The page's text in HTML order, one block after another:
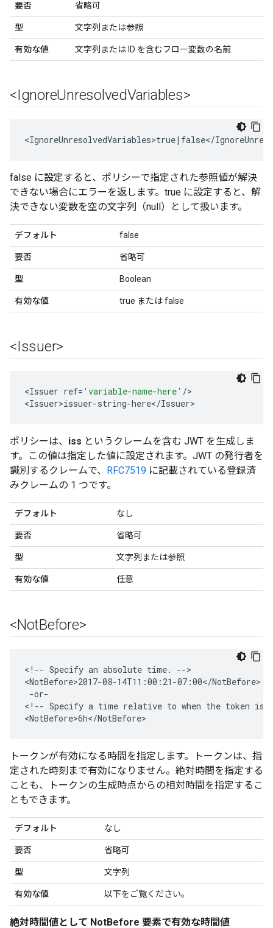
要否 省略可
型 文字列または参照
有効な値 文字列または ID を含むフロー変数の名前
<IgnoreUnresolvedVariables>
<IgnoreUnresolvedVariables>true|false</
false に設定すると、ポリシーで指定された参照値が解決
できない場合にエラーを返します。true に設定すると、解
決できない変数を空の文字列（null）として扱います。
デフォルト false
要否 省略可
型 Boolean
有効な値 true または false
<Issuer>
<Issuer ref= 'variable-name-here' />
<Issuer>issuer-string-here</Issuer>
ポリシーは、 iss というクレームを含む JWT を生成しま
す。この値は指定した値に設定されます。JWT の発行者を
識別するクレームで、 RFC7519 に記載されている登録済
みクレームの 1 つです。
デフォルト なし
要否 省略可
型 文字列または参照
有効な値 任意
<NotBefore>
<!-- Specify an absolute time. -->
<NotBefore>2017-08-14T11:00:21-07:00</NotBefore>
-or-
<!-- Specify a time relative to when the token is
<NotBefore>6h</NotBefore>
トークンが有効になる時間を指定します。トークンは、指
定された時刻まで有効になりません。絶対時間を指定する
ことも、トークンの生成時点からの相対時間を指定するこ
ともできます。
デフォルト なし
要否 省略可
型 文字列
有効な値 以下をご覧ください。
絶対時間値として NotBefore 要素で有効な時間値